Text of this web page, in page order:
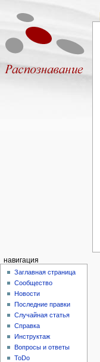
навигация
Заглавная страница
Сообщество
Новости
Последние правки
Случайная статья
Справка
Инструктаж
Вопросы и ответы
ToDo